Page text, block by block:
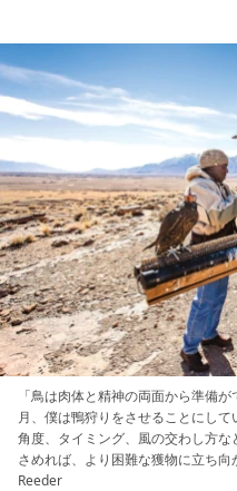
「鳥は肉体と精神の両面から準備
月、僕は鴨狩りをさせることにして
角度、タイミング、風の交わし方
さめれば、より困難な獲物に立ち
Reeder